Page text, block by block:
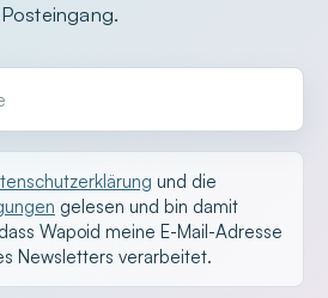
Posteingang.
und die
gelesen und bin damit
Wapoid meine E-Mail-Adresse
Newsletters verarbeitet.